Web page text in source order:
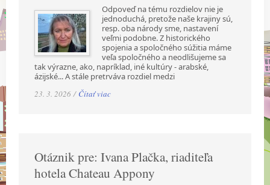
Odpoveď na tému rozdielov nie je
jednoduchá, pretože naše krajiny sú,
resp. oba národy sme, nastavení
veľmi podobne. Z historického
spojenia a spoločného súžitia máme
veľa spoločného a neodlišujeme sa
tak výrazne, ako, napríklad, iné kultúry - arabské,
ázijské... A stále pretrváva rozdiel medzi
23. 3. 2026 / Čítať viac
Otáznik pre: Ivana Plačka, riaditeľa
hotela Chateau Appony